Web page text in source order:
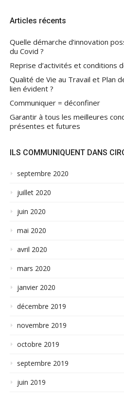
Articles récents
Quelle démarche d’innovation
du Covid ?
Reprise d’activités et conditions
Qualité de Vie au Travail et Plan
lien évident ?
Communiquer = déconfiner
Garantir à tous les meilleures
présentes et futures
ILS COMMUNIQUENT DANS
septembre 2020
juillet 2020
juin 2020
mai 2020
avril 2020
mars 2020
janvier 2020
décembre 2019
novembre 2019
octobre 2019
septembre 2019
juin 2019